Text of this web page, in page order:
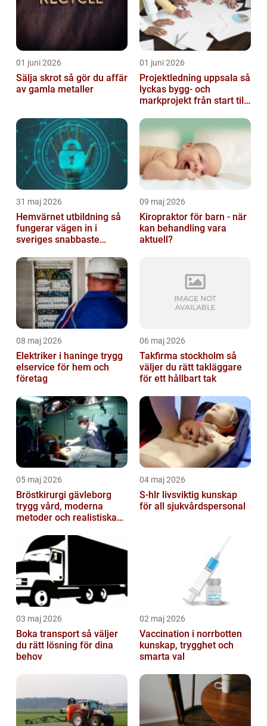
01 juni 2026
Sälja skrot så gör du affär
av gamla metaller
01 juni 2026
Projektledning uppsala så
lyckas bygg- och
markprojekt från start till
31 maj 2026
Hemvärnet utbildning så
fungerar vägen in i
sveriges snabbaste
09 maj 2026
Kiropraktor för barn - när
kan behandling vara
aktuell?
08 maj 2026
Elektriker i haninge trygg
elservice för hem och
företag
06 maj 2026
Takfirma stockholm så
väljer du rätt takläggare
för ett hållbart tak
05 maj 2026
Bröstkirurgi gävleborg
trygg vård, moderna
metoder och realistiska
04 maj 2026
S-hlr livsviktig kunskap
för all sjukvårdspersonal
03 maj 2026
Boka transport så väljer
du rätt lösning för dina
behov
02 maj 2026
Vaccination i norrbotten
kunskap, trygghet och
smarta val